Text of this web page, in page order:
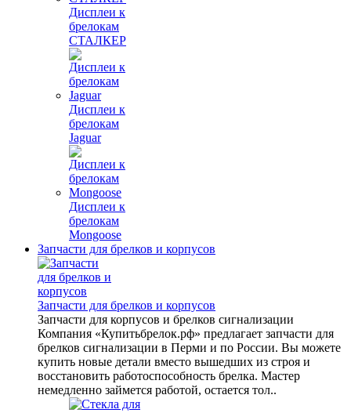
Дисплеи к
брелокам
СТАЛКЕР
Дисплеи к
брелокам
Jaguar
Дисплеи к
брелокам
Mongoose
Запчасти для брелков и корпусов
Запчасти для брелков и корпусов
Запчасти для корпусов и брелков сигнализации
Компания «Купитьбрелок.рф» предлагает запчасти для
брелков сигнализации в Перми и по России. Вы можете
купить новые детали вместо вышедших из строя и
восстановить работоспособность брелка. Мастер
немедленно займется работой, остается тол..